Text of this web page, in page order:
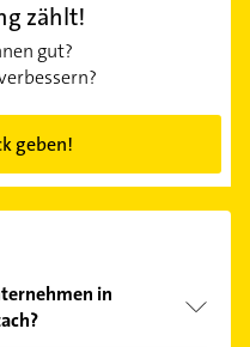
zählt!
gut?
geben!
in